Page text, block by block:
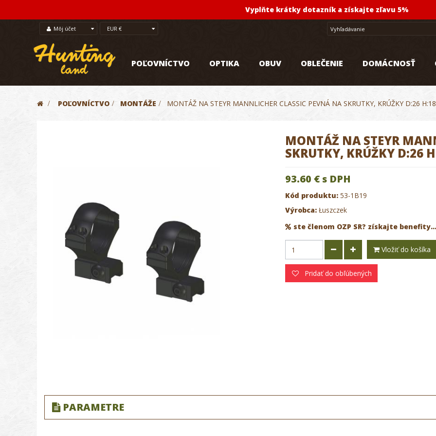
Vyplňte krátky dotazník a získajte zľavu 5%
Môj účet EUR €
POĽOVNÍCTVO OPTIKA OBUV OBLEČENIE DOMÁCNOSŤ
> POĽOVNÍCTVO > MONTÁŽE > MONTÁŽ NA STEYR MANNLICHER CLASSIC PEVNÁ NA SKRUTKY, KRÚŽKY D:26
MONTÁŽ NA STEYR
SKRUTKY, KRÚŽKY D:26
93.60 €s DPH
Kód produktu: 53-1B19
Výrobca: Łuszczek
ste členom OZP SR? získajte benefity...
Vložiť do košíka
Pridať do obľúbených
PARAMETRE